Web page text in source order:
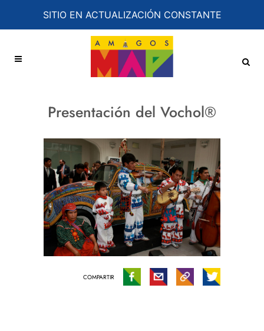
SITIO EN ACTUALIZACIÓN CONSTANTE
Presentación del Vochol®
COMPARTIR